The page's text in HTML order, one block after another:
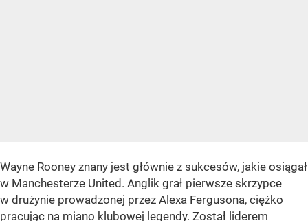
Wayne Rooney znany jest głównie z sukcesów, jakie osiągał
w Manchesterze United. Anglik grał pierwsze skrzypce
w drużynie prowadzonej przez Alexa Fergusona, ciężko
pracując na miano klubowej legendy. Został liderem